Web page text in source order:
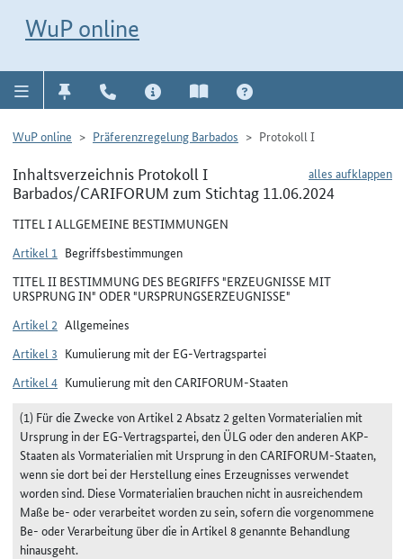
WuP online
WuP online Präferenzregelung Barbados Protokoll I
alles aufklappen
Inhaltsverzeichnis Protokoll I
Barbados/CARIFORUM zum Stichtag 11.06.2024
TITEL I ALLGEMEINE BESTIMMUNGEN
Artikel 1 Begriffsbestimmungen
TITEL II BESTIMMUNG DES BEGRIFFS "ERZEUGNISSE MIT
URSPRUNG IN" ODER "URSPRUNGSERZEUGNISSE"
Artikel 2 Allgemeines
Artikel 3 Kumulierung mit der EG-Vertragspartei
Artikel 4 Kumulierung mit den CARIFORUM-Staaten
(1) Für die Zwecke von Artikel 2 Absatz 2 gelten Vormaterialien mit
Ursprung in der EG-Vertragspartei, den ÜLG oder den anderen AKP-
Staaten als Vormaterialien mit Ursprung in den CARIFORUM-Staaten,
wenn sie dort bei der Herstellung eines Erzeugnisses verwendet
worden sind. Diese Vormaterialien brauchen nicht in ausreichendem
Maße be- oder verarbeitet worden zu sein, sofern die vorgenommene
Be- oder Verarbeitung über die in Artikel 8 genannte Behandlung
hinausgeht.